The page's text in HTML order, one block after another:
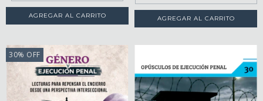
30% OFF